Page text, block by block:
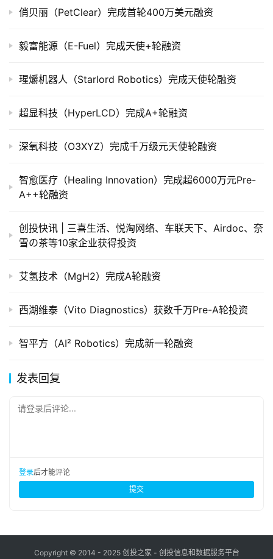
俏贝丽（PetClear）完成首轮400万美元融资
毅富能源（E-Fuel）完成天使+轮融资
瑆爝机器人（Starlord Robotics）完成天使轮融资
超显科技（HyperLCD）完成A+轮融资
深氧科技（O3XYZ）完成千万级元天使轮融资
智愈医疗（Healing Innovation）完成超6000万元Pre-
A++轮融资
创投快讯 | 三喜生活、悦淘网络、车联天下、​Airdoc、奈
雪の茶等10家企业获得投资
艾氢技术（MgH2）完成A轮融资
西湖维泰（Vito Diagnostics）获数千万Pre-A轮投资
智平方（AI² Robotics）完成新一轮融资
发表回复
请登录后评论...
登录后才能评论
提交
Copyright © 2014 - 2025 创投之家 - 创投信息和数据服务平台